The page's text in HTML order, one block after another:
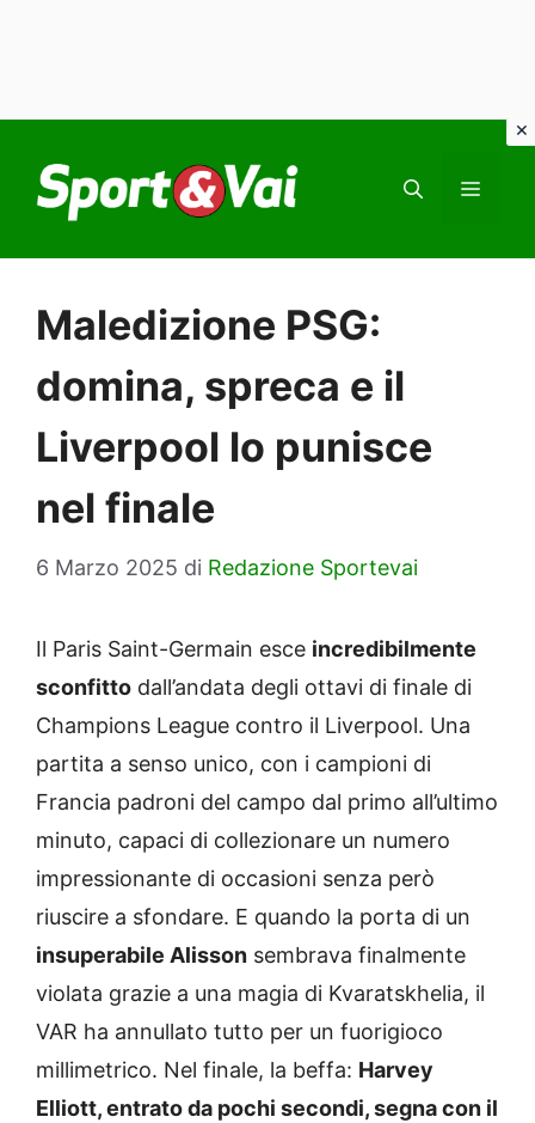
contenuto
Maledizione PSG:
domina, spreca e il
Liverpool lo punisce
nel finale
6 Marzo 2025 di Redazione Sportevai
Il Paris Saint-Germain esce incredibilmente
sconfitto dall’andata degli ottavi di finale di
Champions League contro il Liverpool. Una
partita a senso unico, con i campioni di
Francia padroni del campo dal primo all’ultimo
minuto, capaci di collezionare un numero
impressionante di occasioni senza però
riuscire a sfondare. E quando la porta di un
insuperabile Alisson sembrava finalmente
violata grazie a una magia di Kvaratskhelia, il
VAR ha annullato tutto per un fuorigioco
millimetrico. Nel finale, la beffa: Harvey
Elliott, entrato da pochi secondi, segna con il